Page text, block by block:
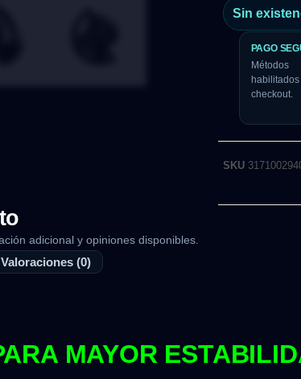
Sin
PAGO
Métodos
habilitados
checkout.
SKU
adicional y opiniones disponibles.
Valoraciones (0)
MAYOR